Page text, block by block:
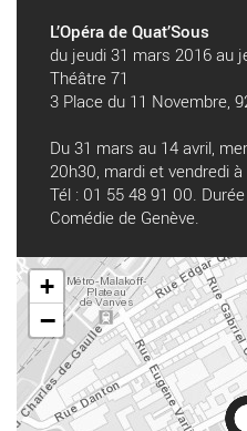
L’Opéra de Quat’Sous
du jeudi 31 mars 2016 au
Théâtre 71
3 Place du 11 Novembre,
Du 31 mars au 14 avril,
20h30, mardi et vendredi
Tél : 01 55 48 91 00.
Comédie de Genève.
+
−